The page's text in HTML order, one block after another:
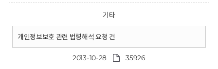
기타
개인정보보호 관련 법령해석 요청 건
2013-10-28 35926